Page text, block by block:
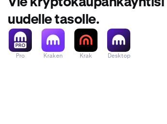
uudelle tasolle.
Pro Kraken Krak Desktop